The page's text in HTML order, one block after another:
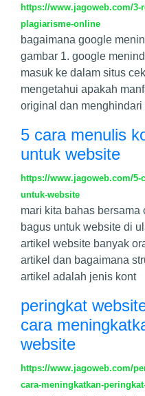
https://www.jagoweb.com/
plagiarisme-online
bagaimana google
gambar 1. google
masuk ke dalam situs
mengetahui apakah
original dan
5 cara menulis
untuk website
https://www.jagoweb.com/5-
untuk-website
mari kita bahas
bagus untuk website di
artikel website banyak
artikel dan bagaimana
artikel adalah jenis kont
peringkat
cara
website
https://www.jagoweb.com/
cara-meningkatkan-